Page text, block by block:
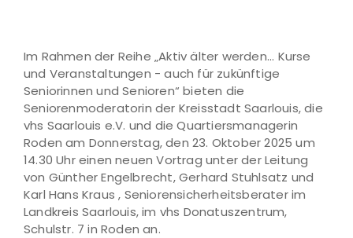
Im Rahmen der Reihe „Aktiv älter werden... Kurse
und Veranstaltungen - auch für zukünftige
Seniorinnen und Senioren“ bieten die
Seniorenmoderatorin der Kreisstadt Saarlouis, die
vhs Saarlouis e.V. und die Quartiersmanagerin
Roden am Donnerstag, den 23. Oktober 2025 um
14.30 Uhr einen neuen Vortrag unter der Leitung
von Günther Engelbrecht, Gerhard Stuhlsatz und
Karl Hans Kraus , Seniorensicherheitsberater im
Landkreis Saarlouis, im vhs Donatuszentrum,
Schulstr. 7 in Roden an.